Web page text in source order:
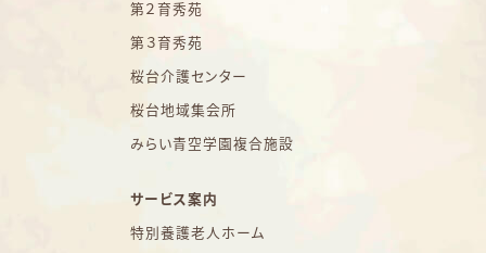
第２育秀苑
第３育秀苑
桜台介護センター
桜台地域集会所
みらい青空学園複合施設
サービス案内
特別養護老人ホーム